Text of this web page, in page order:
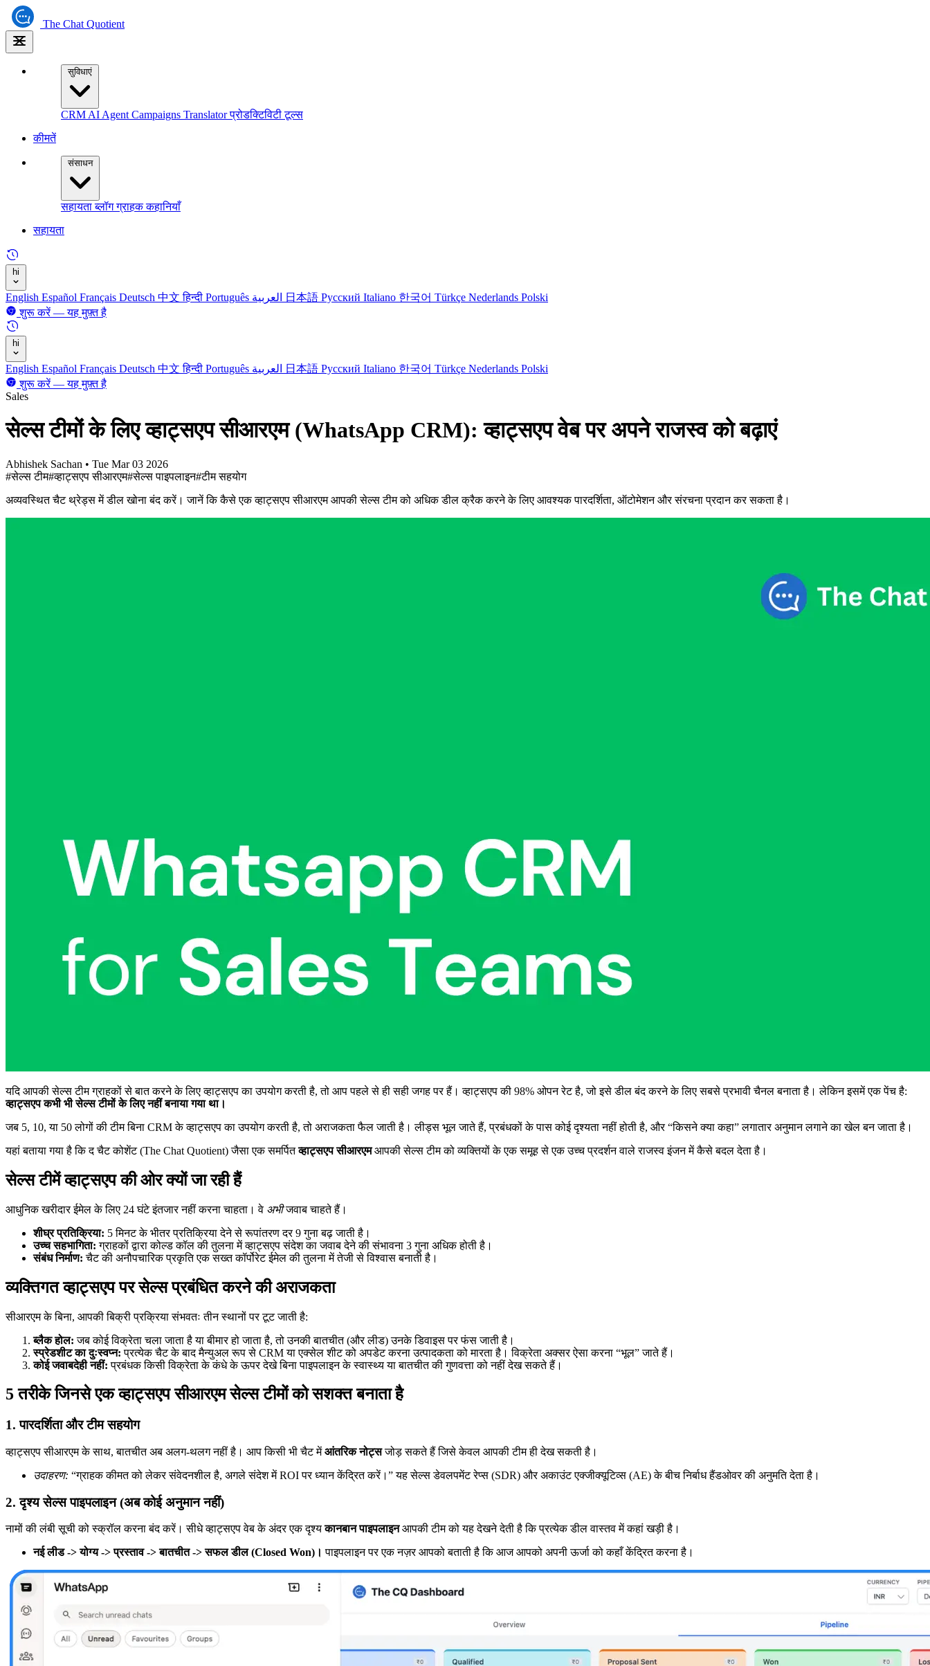
The Chat Quotient
सुविधाएं
CRM AI Agent Campaigns Translatorप्रोडक्टिविटी टूल्स
कीमतें
संसाधन
सहायताब्लॉगग्राहक कहानियाँ
सहायता
hi
English Español Français Deutsch 中文हिन्दी Português 日本語 Русский Italiano 한국어 Türkçe Nederlands Polski
शुरू करें — यह मुफ़्त है
hi
English Español Français Deutsch 中文हिन्दी Português 日本語 Русский Italiano 한국어 Türkçe Nederlands Polski
शुरू करें — यह मुफ़्त है
Sales
सेल्स टीमों के लिए व्हाट्सएप सीआरएम (WhatsApp CRM): व्हाट्सएप वेब पर अपने राजस्व को बढ़ाएं
Abhishek Sachan • Tue Mar 03 2026
#सेल्स टीम#व्हाट्सएप सीआरएम#सेल्स पाइपलाइन#टीम सहयोग
अव्यवस्थित चैट थ्रेड्स में डील खोना बंद करें। जानें कि कैसे एक व्हाट्सएप सीआरएम आपकी सेल्स टीम को अधिक डील क्रैक करने के लिए आवश्यक पारदर्शिता, ऑटोमेशन और संरचना प्रदान कर सकता है।
यदि आपकी सेल्स टीम ग्राहकों से बात करने के लिए व्हाट्सएप का उपयोग करती है, तो आप पहले से ही सही जगह पर हैं। व्हाट्सएप की 98% ओपन रेट है, जो इसे डील बंद करने के लिए सबसे प्रभावी चैनल बनाता है। लेकिन इसमें एक पेंच है:
व्हाट्सएप कभी भी सेल्स टीमों के लिए नहीं बनाया गया था।
जब 5, 10, या 50 लोगों की टीम बिना CRM के व्हाट्सएप का उपयोग करती है, तो अराजकता फैल जाती है। लीड्स भूल जाते हैं, प्रबंधकों के पास कोई दृश्यता नहीं होती है, और “किसने क्या कहा” लगातार अनुमान लगाने का खेल बन जाता है।
यहां बताया गया है कि द चैट कोशेंट (The Chat Quotient) जैसा एक समर्पितव्हाट्सएप सीआरएमआपकी सेल्स टीम को व्यक्तियों के एक समूह से एक उच्च प्रदर्शन वाले राजस्व इंजन में कैसे बदल देता है।
सेल्स टीमें व्हाट्सएप की ओर क्यों जा रही हैं
आधुनिक खरीदार ईमेल के लिए 24 घंटे इंतजार नहीं करना चाहता। वे अभीजवाब चाहते हैं।
शीघ्र प्रतिक्रिया: 5 मिनट के भीतर प्रतिक्रिया देने से रूपांतरण दर 9 गुना बढ़ जाती है।
उच्च सहभागिता: ग्राहकों द्वारा कोल्ड कॉल की तुलना में व्हाट्सएप संदेश का जवाब देने की संभावना 3 गुना अधिक होती है।
संबंध निर्माण: चैट की अनौपचारिक प्रकृति एक सख्त कॉर्पोरेट ईमेल की तुलना में तेजी से विश्वास बनाती है।
व्यक्तिगत व्हाट्सएप पर सेल्स प्रबंधित करने की अराजकता
सीआरएम के बिना, आपकी बिक्री प्रक्रिया संभवतः तीन स्थानों पर टूट जाती है:
ब्लैक होल: जब कोई विक्रेता चला जाता है या बीमार हो जाता है, तो उनकी बातचीत (और लीड) उनके डिवाइस पर फंस जाती है।
स्प्रेडशीट का दुःस्वप्न: प्रत्येक चैट के बाद मैन्युअल रूप से CRM या एक्सेल शीट को अपडेट करना उत्पादकता को मारता है। विक्रेता अक्सर ऐसा करना “भूल” जाते हैं।
कोई जवाबदेही नहीं: प्रबंधक किसी विक्रेता के कंधे के ऊपर देखे बिना पाइपलाइन के स्वास्थ्य या बातचीत की गुणवत्ता को नहीं देख सकते हैं।
5 तरीके जिनसे एक व्हाट्सएप सीआरएम सेल्स टीमों को सशक्त बनाता है
1. पारदर्शिता और टीम सहयोग
व्हाट्सएप सीआरएम के साथ, बातचीत अब अलग-थलग नहीं है। आप किसी भी चैट मेंआंतरिक नोट्सजोड़ सकते हैं जिसे केवल आपकी टीम ही देख सकती है।
उदाहरण: “ग्राहक कीमत को लेकर संवेदनशील है, अगले संदेश में ROI पर ध्यान केंद्रित करें।” यह सेल्स डेवलपमेंट रेप्स (SDR) और अकाउंट एक्जीक्यूटिव्स (AE) के बीच निर्बाध हैंडओवर की अनुमति देता है।
2. दृश्य सेल्स पाइपलाइन (अब कोई अनुमान नहीं)
नामों की लंबी सूची को स्क्रॉल करना बंद करें। सीधे व्हाट्सएप वेब के अंदर एक दृश्यकानबान पाइपलाइनआपकी टीम को यह देखने देती है कि प्रत्येक डील वास्तव में कहां खड़ी है।
नई लीड -> योग्य -> प्रस्ताव -> बातचीत -> सफल डील (Closed Won)। पाइपलाइन पर एक नज़र आपको बताती है कि आज आपको अपनी ऊर्जा को कहाँ केंद्रित करना है।